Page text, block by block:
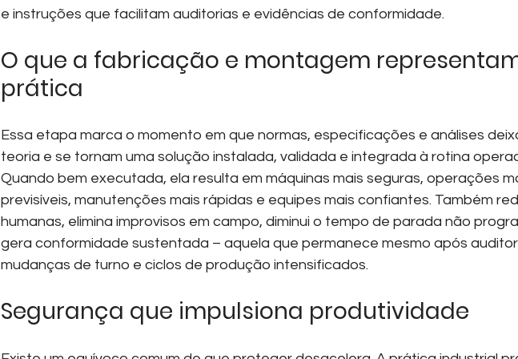
e instruções que facilitam auditorias e evidências de conformidade.
O que a fabricação e montagem
prática
Essa etapa marca o momento em que normas, especificações e análises
teoria e se tornam uma solução instalada, validada e integrada à rotina
Quando bem executada, ela resulta em máquinas mais seguras, operações
previsíveis, manutenções mais rápidas e equipes mais confiantes. Também
humanas, elimina improvisos em campo, diminui o tempo de parada não
gera conformidade sustentada – aquela que permanece mesmo após
mudanças de turno e ciclos de produção intensificados.
Segurança que impulsiona produtividade